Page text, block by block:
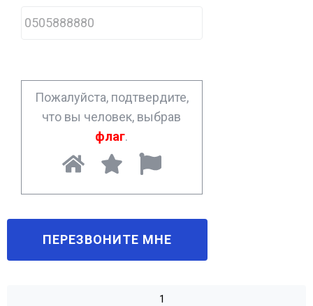
h
o
*
Пожалуйста, подтвердите,
что вы человек, выбрав
флаг.